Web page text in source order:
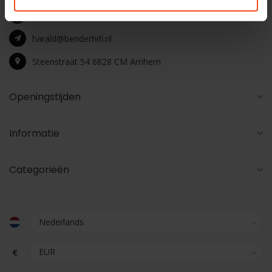
+31 26 4453541
harald@benderhifi.nl
Steenstraat 54 6828 CM Arnhem
Openingstijden
Informatie
Categorieën
€